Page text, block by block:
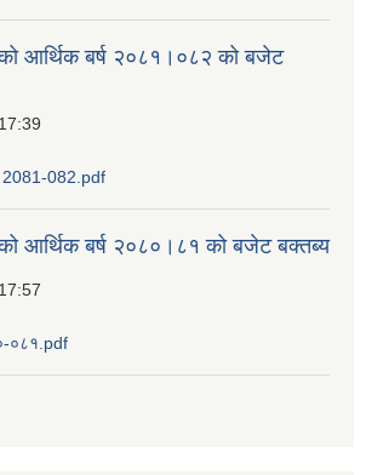
आर्थिक बर्ष २०८१।०८२ को बजेट
082.pdf
आर्थिक बर्ष २०८०।८१ को बजेट बक्तब्य
०८१.pdf